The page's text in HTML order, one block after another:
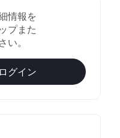
情報を
プまた
い。
グイン